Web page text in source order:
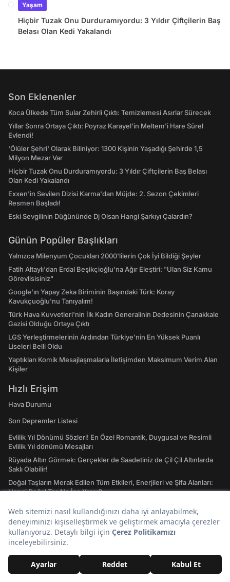
Yaşam
Hiçbir Tuzak Onu Durduramıyordu: 3 Yıldır Çiftçilerin Baş
Belası Olan Kedi Yakalandı
Son Eklenenler
Koca Ülkede Tüm Sular Zehirli Çıktı: Temizlemesi Asırlar Sürecek
Yıllar Sonra Ortaya Çıktı: Poyraz Karayel'in Meltem'i Hare Sürel
Evlendi!
'Ölüler Şehri' Olarak Biliniyor: 1300 Kişinin Yaşadığı Şehirde 1,5
Milyon Mezar Var
Hiçbir Tuzak Onu Durduramıyordu: 3 Yıldır Çiftçilerin Baş Belası
Olan Kedi Yakalandı
Exxen'in Sevilen Dizisi Karma'dan Müjde: 2. Sezon Çekimleri
Resmen Başladı!
Eski Sevgilinin Düğününde Dj Olsan Hangi Şarkıyı Çalardın?
Günün Popüler Başlıkları
Yalnızca Milenyum Çocukları 2000'lilerin Çok İyi Bildiği Şeyler
Fatih Altaylı'dan Erdal Beşikçioğlu'na Ağır Eleştiri: "Ulan Siz Kamu
Görevlisisiniz"
Google'ın Yapay Zeka Biriminin Başındaki Türk: Koray
Kavukçuoğlu'nu Tanıyalım!
Türk Hava Kuvvetleri'nin İlk Kadın Generalinin Dedesinin Çanakkale
Gazisi Olduğu Ortaya Çıktı
LGS Yerleştirmelerinin Ardından Türkiye'nin En Yüksek Puanlı
Liseleri Belli Oldu
Yaptıkları Komik Mesajlaşmalarla İletişimden Maksimum Verim Alan
Kişiler
Hızlı Erişim
Hava Durumu
Son Depremler Listesi
Evlilik Yıl Dönümü Sözleri! En Özel Romantik, Duygusal ve Resimli
Evlilik Yıl dönümü Mesajları
Rüyada Altın Görmek: Gerçekler de Saadetiniz de Çil Çil Altınlarda
Saklı Olabilir!
Doğal Taşların Merak Edilen Tüm Etkileri, Enerjileri ve Şifa Alanları:
Hangi Doğal Taş Ne İşe Yarar?
Çok Kullanılan Emojiler ve Anlamları
Atasözleri ve Anlamları: A'dan Z'ye Gündelik Hayatta En Sık
Kullanılan Atasözleri ve Anlamları
ve Oynama Yönleri
Tarot Kartları ve Anlamları Nelerdir? Majör ve Minör Arkana Desteleri